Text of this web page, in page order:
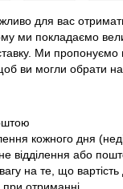
для вас
ми покладаємо
Ми пропонуємо
ви могли обрати
кожного дня
відділення або
на те, що вартість